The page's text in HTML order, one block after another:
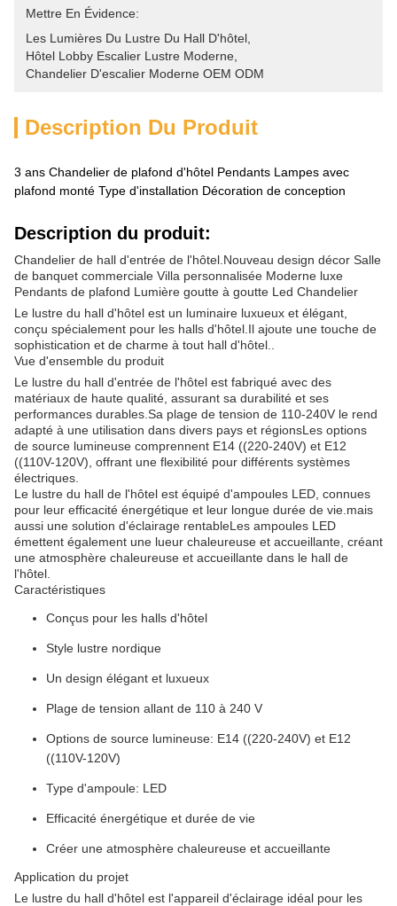
Mettre En Évidence:
Les Lumières Du Lustre Du Hall D'hôtel
Hôtel Lobby Escalier Lustre Moderne
Chandelier D'escalier Moderne OEM ODM
Description Du Produit
3 ans Chandelier de plafond d'hôtel Pendants Lampes avec
plafond monté Type d'installation Décoration de conception
Description du produit:
Chandelier de hall d'entrée de l'hôtel.Nouveau design décor Salle
de banquet commerciale Villa personnalisée Moderne luxe
Pendants de plafond Lumière goutte à goutte Led Chandelier
Le lustre du hall d'hôtel est un luminaire luxueux et élégant,
conçu spécialement pour les halls d'hôtel.Il ajoute une touche de
sophistication et de charme à tout hall d'hôtel..
Vue d'ensemble du produit
Le lustre du hall d'entrée de l'hôtel est fabriqué avec des
matériaux de haute qualité, assurant sa durabilité et ses
performances durables.Sa plage de tension de 110-240V le rend
adapté à une utilisation dans divers pays et régionsLes options
de source lumineuse comprennent E14 ((220-240V) et E12
((110V-120V), offrant une flexibilité pour différents systèmes
électriques.
Le lustre du hall de l'hôtel est équipé d'ampoules LED, connues
pour leur efficacité énergétique et leur longue durée de vie.mais
aussi une solution d'éclairage rentableLes ampoules LED
émettent également une lueur chaleureuse et accueillante, créant
une atmosphère chaleureuse et accueillante dans le hall de
l'hôtel.
Caractéristiques
Conçus pour les halls d'hôtel
Style lustre nordique
Un design élégant et luxueux
Plage de tension allant de 110 à 240 V
Options de source lumineuse: E14 ((220-240V) et E12
((110V-120V)
Type d'ampoule: LED
Efficacité énergétique et durée de vie
Créer une atmosphère chaleureuse et accueillante
Application du projet
Le lustre du hall d'hôtel est l'appareil d'éclairage idéal pour les